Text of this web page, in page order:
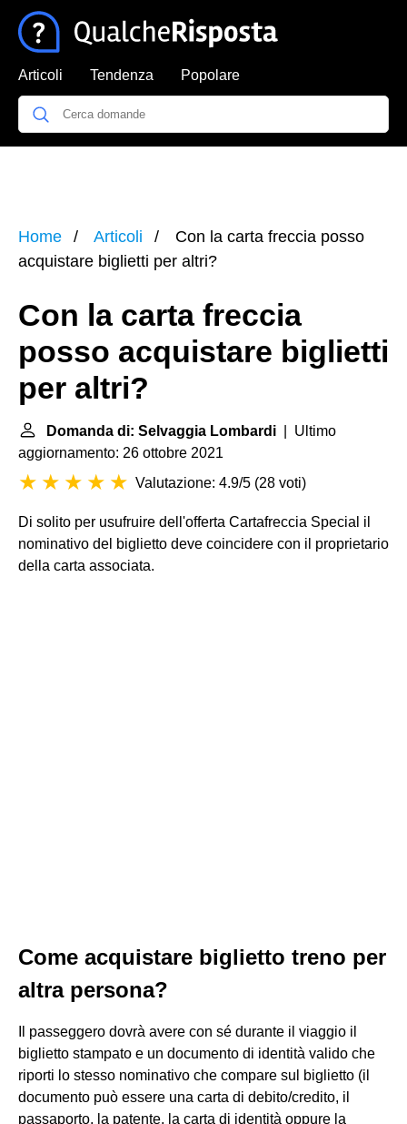
Articoli Tendenza Popolare
Home Articoli
Con la carta freccia posso
acquistare biglietti per altri?
Con la carta freccia
posso acquistare biglietti
per altri?
Domanda di: Selvaggia Lombardi | Ultimo
aggiornamento: 26 ottobre 2021
Valutazione: 4.9/5 (28 voti)
Di solito per usufruire dell'offerta Cartafreccia Special il
nominativo del biglietto deve coincidere con il proprietario
della carta associata.
Come acquistare biglietto treno per
altra persona?
Il passeggero dovrà avere con sé durante il viaggio il
biglietto stampato e un documento di identità valido che
riporti lo stesso nominativo che compare sul biglietto (il
documento può essere una carta di debito/credito, il
passaporto, la patente, la carta di identità oppure la